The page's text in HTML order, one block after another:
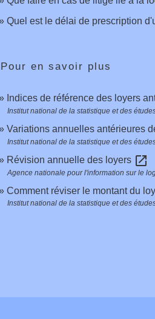
Quel est le délai de prescription
Pour en savoir plus
Indices de référence des loyers
Institut national de la statistique et des
Variations annuelles antérieures
Institut national de la statistique et des
Révision annuelle des loyers open_in_new
Agence nationale pour l'information sur le
Comment réviser le montant du
Institut national de la statistique et des